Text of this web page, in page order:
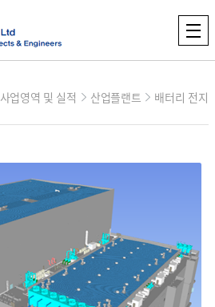
사업영역 및 실적 산업플랜트 배터리 전지